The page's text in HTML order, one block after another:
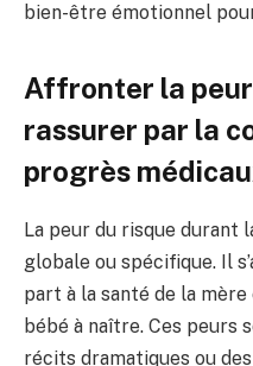
bien-être émotionnel
Affronter la peur
rassurer par la
progrès
La peur du risque durant
globale ou spécifique. Il
part à la santé de la
bébé à naître. Ces peurs
récits dramatiques ou